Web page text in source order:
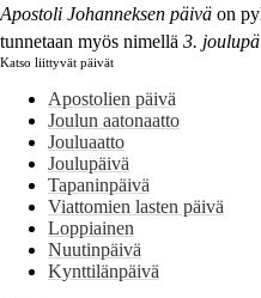
Apostoli Johanneksen päivä on
tunnetaan myös nimellä 3.
Katso liittyvät päivät
Apostolien päivä
Joulun aatonaatto
Jouluaatto
Joulupäivä
Tapaninpäivä
Viattomien lasten päivä
Loppiainen
Nuutinpäivä
Kynttilänpäivä